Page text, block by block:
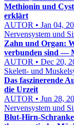
Methionin und
erklärt
AUTOR • Jan 04,
Nervensystem und
Zahn und Organ:
verbunden sind —
AUTOR • Dec 20,
Skelett- und
Das faszinerende
die Urzeit
AUTOR • Jun 28,
Nervensystem und
Blut-Hirn-